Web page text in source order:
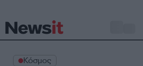
Κόσμος